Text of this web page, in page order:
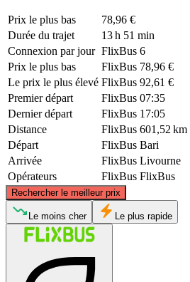
Prix ​​le plus bas
78,96 €
Durée du trajet
13 h 51 min
Connexion par jour FlixBus 6
Prix ​​le plus bas
FlixBus 78,96 €
Le prix le plus élevé FlixBus 92,61 €
Premier départ
FlixBus 07:35
Dernier départ
FlixBus 17:05
Distance
FlixBus 601,52 km
Départ
FlixBus Bari
Arrivée
FlixBus Livourne
Opérateurs
FlixBus FlixBus
Rechercher le meilleur prix
Livorno
©CARTO
Le moins cher Le plus rapide